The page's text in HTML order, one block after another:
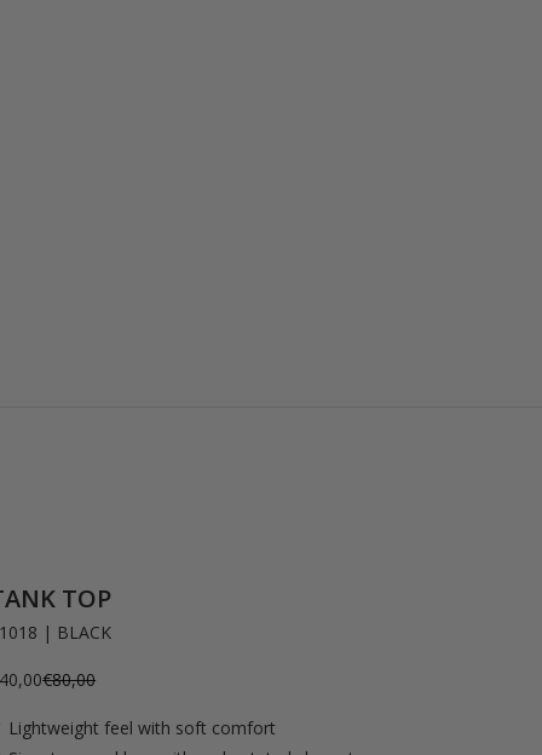
TOP
| BLACK
Regulärer Preis
€80,00
Lightweight feel with soft comfort